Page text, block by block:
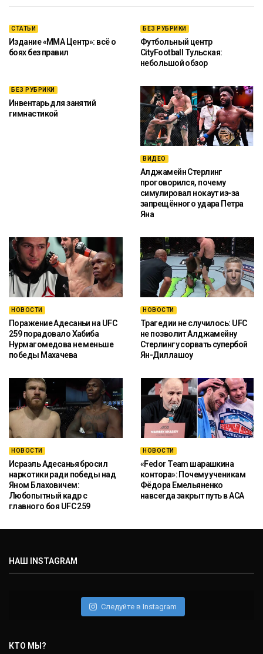
СТАТЬИ
Издание «ММА Центр»: всё о
боях без правил
БЕЗ РУБРИКИ
Футбольный центр
CityFootball Тульская:
небольшой обзор
БЕЗ РУБРИКИ
Инвентарь для занятий
гимнастикой
ВИДЕО
Алджамейн Стерлинг
проговорился, почему
симулировал нокаут из-за
запрещённого удара Петра
Яна
НОВОСТИ
Поражение Адесаньи на UFC
259 порадовало Хабиба
Нурмагомедова не меньше
победы Махачева
НОВОСТИ
Трагедии не случилось: UFC
не позволит Алджамейну
Стерлингу сорвать супербой
Ян-Диллашоу
НОВОСТИ
Исраэль Адесанья бросил
наркотики ради победы над
Яном Блаховичем:
Любопытный кадр с
главного боя UFC 259
НОВОСТИ
«Fedor Team шарашкина
контора»: Почему ученикам
Фёдора Емельяненко
навсегда закрыт путь в ACA
НАШ INSTAGRAM
Следуйте в Instagram
КТО МЫ?